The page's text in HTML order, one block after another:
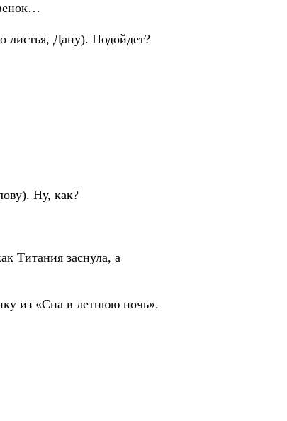
листья, Дану). Подойдет?
Ну, как?
Титания заснула, а
из «Сна в летнюю ночь».